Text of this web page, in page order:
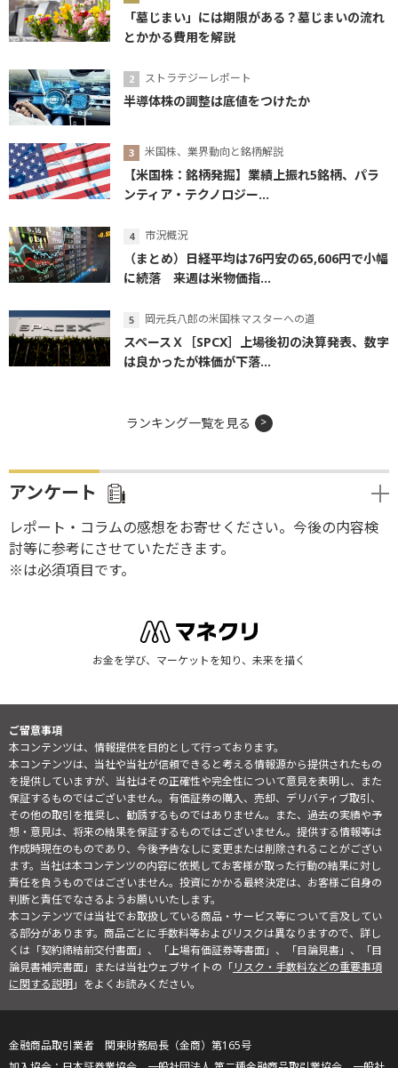
「墓じまい」には期限がある？墓じまいの流れ
とかかる費用を解説
ストラテジーレポート
半導体株の調整は底値をつけたか
米国株、業界動向と銘柄解説
【米国株：銘柄発掘】業績上振れ5銘柄、パラ
ンティア・テクノロジー...
市況概況
（まとめ）日経平均は76円安の65,606円で小幅
に続落 来週は米物価指...
岡元兵八郎の米国株マスターへの道
スペースＸ［SPCX］上場後初の決算発表、数字
は良かったが株価が下落...
ランキング一覧を見る
アンケート
レポート・コラムの感想をお寄せください。今後の内容検
討等に参考にさせていただきます。
※は必須項目です。
お金を学び、マーケットを知り、未来を描く
ご留意事項
本コンテンツは、情報提供を目的として行っております。
本コンテンツは、当社や当社が信頼できると考える情報源から提供されたもの
を提供していますが、当社はその正確性や完全性について意見を表明し、また
保証するものではございません。有価証券の購入、売却、デリバティブ取引、
その他の取引を推奨し、勧誘するものではありません。また、過去の実績や予
想・意見は、将来の結果を保証するものではございません。提供する情報等は
作成時現在のものであり、今後予告なしに変更または削除されることがござい
ます。当社は本コンテンツの内容に依拠してお客様が取った行動の結果に対し
責任を負うものではございません。投資にかかる最終決定は、お客様ご自身の
判断と責任でなさるようお願いいたします。
本コンテンツでは当社でお取扱している商品・サービス等について言及してい
る部分があります。商品ごとに手数料等およびリスクは異なりますので、詳し
くは「契約締結前交付書面」、「上場有価証券等書面」、「目論見書」、「目
論見書補完書面」または当社ウェブサイトの「リスク・手数料などの重要事項
に関する説明」をよくお読みください。
金融商品取引業者 関東財務局長（金商）第165号